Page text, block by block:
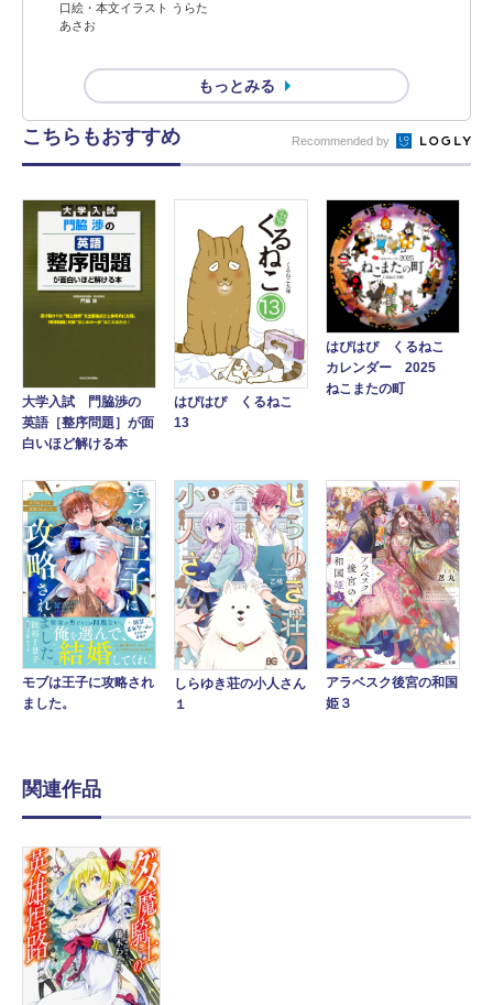
口絵・本文イラスト うらた
あさお
もっとみる
こちらもおすすめ Recommended by
大学入試 門脇渉の
英語［整序問題］が面
白いほど解ける本
はぴはぴ くるねこ
13
はぴはぴ くるねこ
カレンダー 2025
ねこまたの町
モブは王子に攻略され
ました。
しらゆき荘の小人さん
１
アラベスク後宮の和国
姫３
関連作品